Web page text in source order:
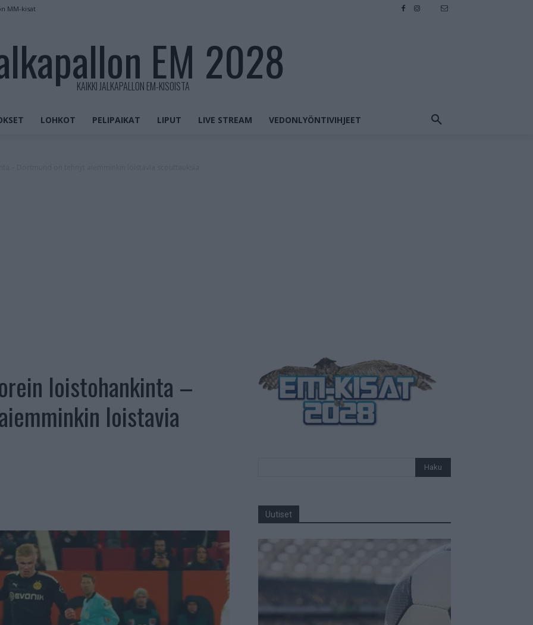
MM-kisat
EM 2028
KAIKKI JALKAPALLON EM-KISOISTA
LOHKOT PELIPAIKAT LIPUT LIVE STREAM VEDONLYÖNTIVIHJEET
loistohankinta –
loistavia
Uutiset